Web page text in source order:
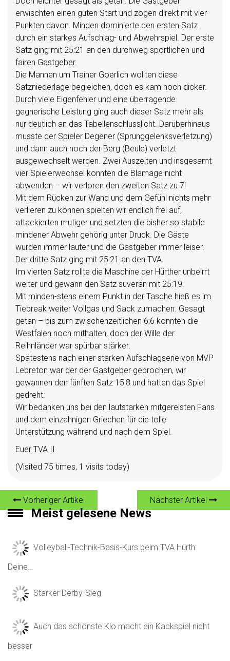
erwischten einen guten Start und zogen direkt mit vier
Punkten davon. Minden dominierte den ersten Satz
durch ein starkes Aufschlag- und Abwehrspiel. Der erste
Satz ging mit 25:21 an den durchweg sportlichen und
fairen Gastgeber.
Die Mannen um Trainer Goerlich wollten diese
Satzniederlage begleichen, doch es kam noch dicker.
Durch viele Eigenfehler und eine überragende
gegnerische Leistung ging auch dieser Satz mehr als
nur deutlich an das Tabellenschlusslicht. Darüberhinaus
musste der Spieler Degener (Sprunggelenksverletzung)
und dann auch noch der Berg (Beule) verletzt
ausgewechselt werden. Zwei Auszeiten und insgesamt
vier Spielerwechsel konnten die Blamage nicht
abwenden – wir verloren den zweiten Satz zu 7!
Mit dem Rücken zur Wand und dem Gefühl nichts mehr
verlieren zu können spielten wir endlich frei auf,
attackierten mutiger und setzten die bisher so stabile
mindener Abwehr gehörig unter Druck. Die Gäste
wurden immer lauter und die Gastgeber immer leiser.
Der dritte Satz ging mit 25:21 an den TVA.
Im vierten Satz rollte die Maschine der Hürther unbeirrt
weiter und gewann den Satz suverän mit 25:19.
Mit minden-stens einem Punkt in der Tasche hieß es im
Tiebreak weiter Vollgas und Sack zumachen. Gesagt
getan – bis zum zwischenzeitlichen 6:6 konnten die
Westfalen noch mithalten, doch der Wille der
Reihnländer war spürbar stärker.
Spätestens nach einer starken Aufschlagserie von MVP
Lebreton war der der Gastgeber gebrochen, wir
gewannen den fünften Satz 15:8 und hatten das Spiel
gedreht.
Wir bedanken uns bei den lautstarken mitgereisten Fans
und dem einzahnigen Griechen für die tolle
Unterstützung während und nach dem Spiel.
Euer TVA II
(Visited 75 times, 1 visits today)
Vorheriger Artikel Nächster Artikel
Meist gelesene News
Volleyball-Technik-Basis-Kurs beim TVA Hürth:
Deine…
Starker Derby-Sieg
Auch das schönste Klo macht ein Kackspiel nicht
besser